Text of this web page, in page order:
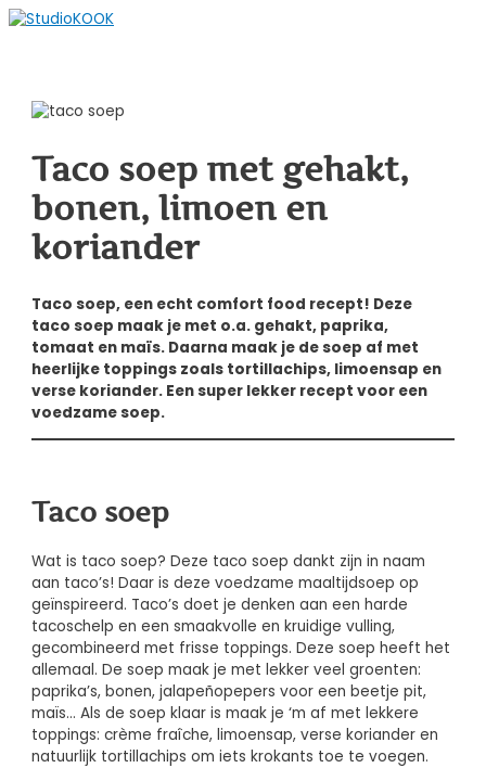
Spring
Taco soep met gehakt,
bonen, limoen en
koriander
Taco soep, een echt comfort food recept! Deze
taco soep maak je met o.a. gehakt, paprika,
tomaat en maïs. Daarna maak je de soep af met
heerlijke toppings zoals tortillachips, limoensap en
verse koriander. Een super lekker recept voor een
voedzame soep.
Taco soep
Wat is taco soep? Deze taco soep dankt zijn in naam
aan taco’s! Daar is deze voedzame maaltijdsoep op
geïnspireerd. Taco’s doet je denken aan een harde
tacoschelp en een smaakvolle en kruidige vulling,
gecombineerd met frisse toppings. Deze soep heeft het
allemaal. De soep maak je met lekker veel groenten:
paprika’s, bonen, jalapeñopepers voor een beetje pit,
maïs… Als de soep klaar is maak je ‘m af met lekkere
toppings: crème fraîche, limoensap, verse koriander en
natuurlijk tortillachips om iets krokants toe te voegen.